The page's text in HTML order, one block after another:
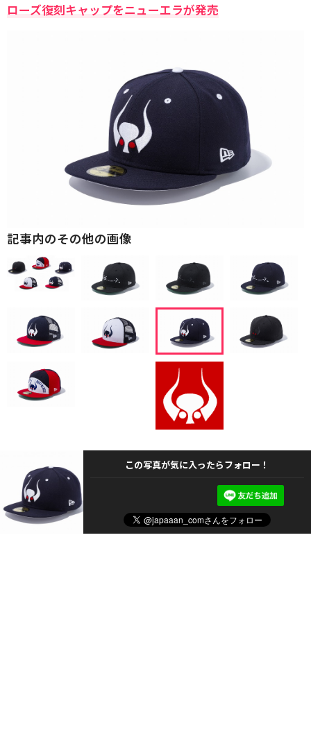
ローズ復刻キャップをニューエラが発売
記事内のその他の画像
この写真が気に入ったらフォロー！